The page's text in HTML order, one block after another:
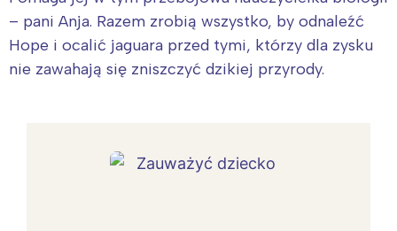
– pani Anja. Razem zrobią wszystko, by odnaleźć
Hope i ocalić jaguara przed tymi, którzy dla zysku
nie zawahają się zniszczyć dzikiej przyrody.